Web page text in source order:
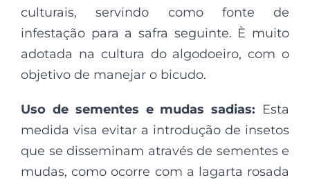
culturais, servindo como fonte de
infestação para a safra seguinte. È muito
adotada na cultura do algodoeiro, com o
objetivo de manejar o bicudo.
Uso de sementes e mudas sadias: Esta
medida visa evitar a introdução de insetos
que se disseminam através de sementes e
mudas, como ocorre com a lagarta rosada